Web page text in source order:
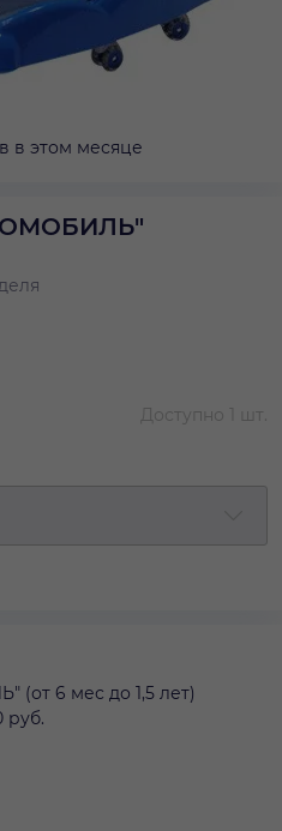
в этом месяце
Доступно 1 шт.
(от 6 мес до 1,5 лет)
руб.